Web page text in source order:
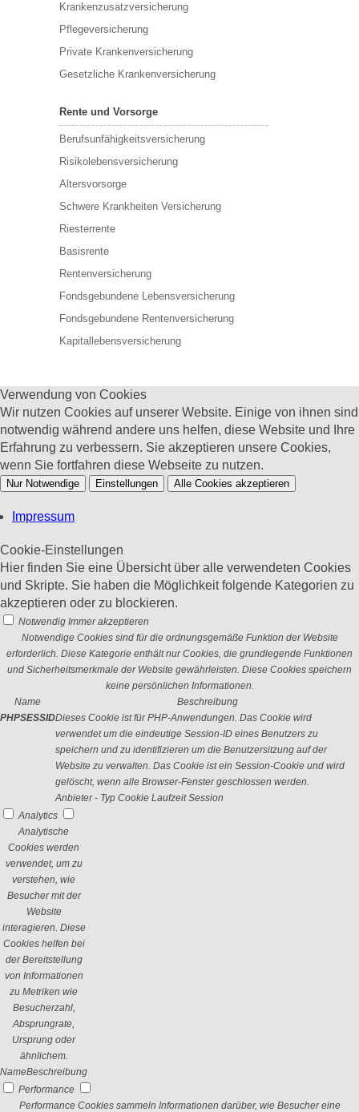
Krankenzusatzversicherung
Pflegeversicherung
Private Krankenversicherung
Gesetzliche Krankenversicherung
Rente und Vorsorge
Berufs­unfähigkeitsversicherung
Risikolebensversicherung
Altersvorsorge
Schwere Krankheiten Versicherung
Riesterrente
Basisrente
Rentenversicherung
Fondsgebundene Lebensversicherung
Fondsgebundene Rentenversicherung
Kapitallebensversicherung
Verwendung von Cookies
Wir nutzen Cookies auf unserer Website. Einige von ihnen sind
notwendig während andere uns helfen, diese Website und Ihre
Erfahrung zu verbessern. Sie akzeptieren unsere Cookies,
wenn Sie fortfahren diese Webseite zu nutzen.
Nur Notwendige Einstellungen Alle Cookies akzeptieren
Impressum
Cookie-Einstellungen
Hier finden Sie eine Übersicht über alle verwendeten Cookies
und Skripte. Sie haben die Möglichkeit folgende Kategorien zu
akzeptieren oder zu blockieren.
Notwendig Immer akzeptieren
Notwendige Cookies sind für die ordnungsgemäße Funktion der Website
erforderlich. Diese Kategorie enthält nur Cookies, die grundlegende Funktionen
und Sicherheitsmerkmale der Website gewährleisten. Diese Cookies speichern
keine persönlichen Informationen.
Name
Beschreibung
PHPSESSIDDieses Cookie ist für PHP-Anwendungen. Das Cookie wird
verwendet um die eindeutige Session-ID eines Benutzers zu
speichern und zu identifizieren um die Benutzersitzung auf der
Website zu verwalten. Das Cookie ist ein Session-Cookie und wird
gelöscht, wenn alle Browser-Fenster geschlossen werden.
Anbieter - Typ Cookie Laufzeit Session
Analytics
Analytische
Cookies werden
verwendet, um zu
verstehen, wie
Besucher mit der
Website
interagieren. Diese
Cookies helfen bei
der Bereitstellung
von Informationen
zu Metriken wie
Besucherzahl,
Absprungrate,
Ursprung oder
ähnlichem.
NameBeschreibung
Performance
Performance Cookies sammeln Informationen darüber, wie Besucher eine